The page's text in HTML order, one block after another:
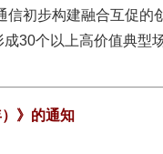
初步构建融合互促的
30个以上高价值典型
》的通知